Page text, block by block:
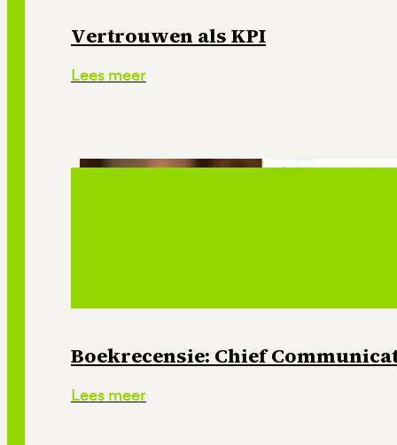
Vertrouwen als KPI
Lees meer
Boekrecensie: Chief
Lees meer